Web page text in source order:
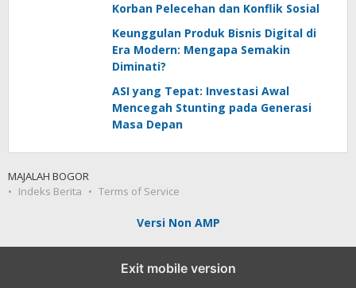
Korban Pelecehan dan Konflik Sosial
Keunggulan Produk Bisnis Digital di
Era Modern: Mengapa Semakin
Diminati?
ASI yang Tepat: Investasi Awal
Mencegah Stunting pada Generasi
Masa Depan
MAJALAH BOGOR
Indeks Berita
Terms of Service
Versi Non AMP
Exit mobile version